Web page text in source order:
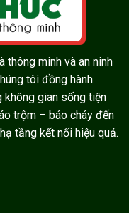
thông minh và an ninh
tôi đồng hành
không gian sống tiện
trộm – báo cháy đến
tầng kết nối hiệu quả.